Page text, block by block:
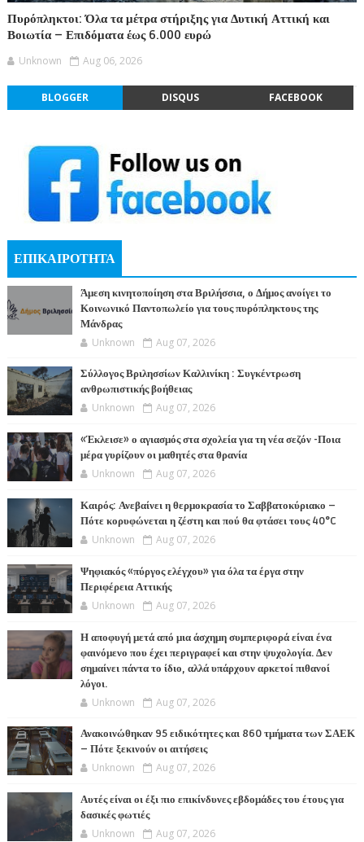
Πυρόπληκτοι: Όλα τα μέτρα στήριξης για Δυτική Αττική και
Βοιωτία – Επιδόματα έως 6.000 ευρώ
Unknown Aug 06, 2026
BLOGGER DISQUS FACEBOOK
ΕΠΙΚΑΙΡΟΤΗΤΑ
Άμεση κινητοποίηση στα Βριλήσσια, ο Δήμος ανοίγει το
Κοινωνικό Παντοπωλείο για τους πυρόπληκτους της
Μάνδρας
Unknown Aug 07, 2026
Σύλλογος Βριλησσίων Καλλινίκη : Συγκέντρωση
ανθρωπιστικής βοήθειας
Unknown Aug 07, 2026
«Έκλεισε» ο αγιασμός στα σχολεία για τη νέα σεζόν -Ποια
μέρα γυρίζουν οι μαθητές στα θρανία
Unknown Aug 07, 2026
Καιρός: Ανεβαίνει η θερμοκρασία το Σαββατοκύριακο –
Πότε κορυφώνεται η ζέστη και πού θα φτάσει τους 40°C
Unknown Aug 07, 2026
Ψηφιακός «πύργος ελέγχου» για όλα τα έργα στην
Περιφέρεια Αττικής
Unknown Aug 07, 2026
Η αποφυγή μετά από μια άσχημη συμπεριφορά είναι ένα
φαινόμενο που έχει περιγραφεί και στην ψυχολογία. Δεν
σημαίνει πάντα το ίδιο, αλλά υπάρχουν αρκετοί πιθανοί
λόγοι.
Unknown Aug 07, 2026
Ανακοινώθηκαν 95 ειδικότητες και 860 τμήματα των ΣΑΕΚ
– Πότε ξεκινούν οι αιτήσεις
Unknown Aug 07, 2026
Αυτές είναι οι έξι πιο επικίνδυνες εβδομάδες του έτους για
δασικές φωτιές
Unknown Aug 07, 2026